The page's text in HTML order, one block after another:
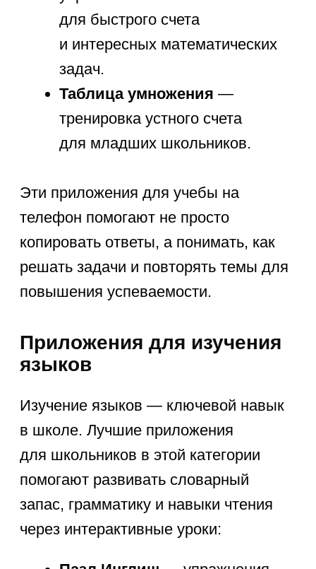
Создать свою игру
с нуля? Легко
со Scratch Junior
Подробнее
Органайзеры и
Организация учебного процесса —
ключ к успеху. Планирование уроков,
домашнего задания и контроль
дневник с расписанием уроков,
домашними заданиями и
Учи.ру— кроме заданий по
предметам, предлагает удобные
планы уроков и график